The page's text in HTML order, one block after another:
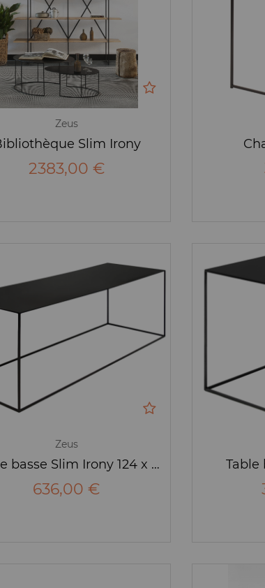
Zeus
Slim Irony
2383,00 €
Zeus
Table basse Slim Irony 124 x 41 x H 46 cm
636,00 €
Table